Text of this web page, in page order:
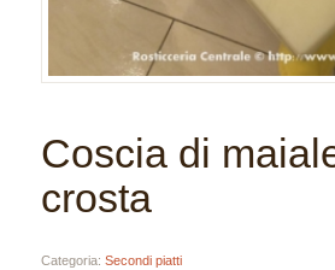
Coscia di
crosta
Categoria: Secondi piatti